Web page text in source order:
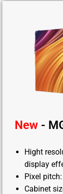
New -
Hight
display
Pixel
Cabinet